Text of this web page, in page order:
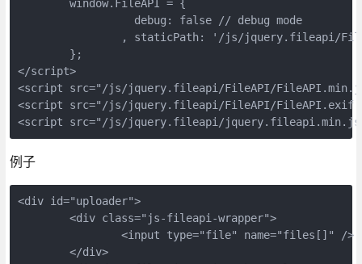
</script>
<script src="/js/jquery.fileapi/FileAPI/
<script src="/js/jquery.fileapi/FileAPI/
<script src="/js/jquery.fileapi/
例子
<div id="uploader">